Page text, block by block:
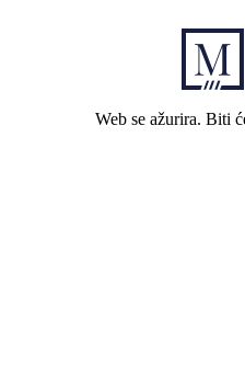
Web se ažurira. Biti